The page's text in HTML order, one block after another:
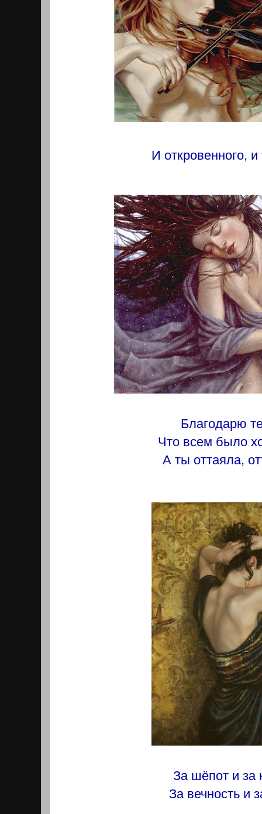
И откровенного, и
Благодарю
Что всем было
А ты оттаяла,
За шёпот и за
За вечность и